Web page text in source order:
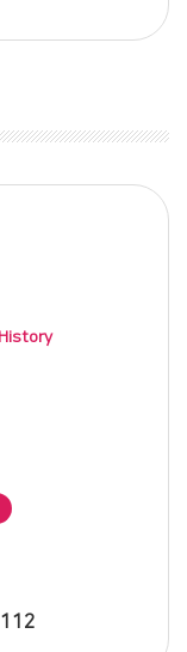
(2023)
장 24절-26절)
안에 대한 연구